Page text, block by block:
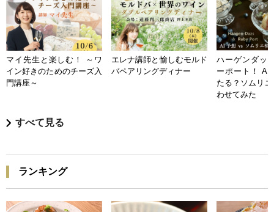
マイ先生と楽しむ！ ～ワ
イン好きのためのチーズ入
門講座～
エレナ講師と愉しむモルド
バペアリングディナー
ハーゲンダッ
ーポート！ AI
たる？ソムリ
わせてみた
すべて見る
ランキング